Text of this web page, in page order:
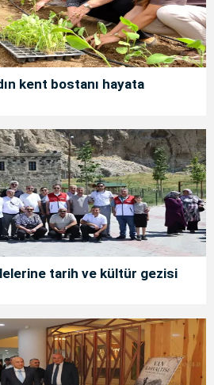
kent bostanı hayata
tarih ve kültür gezisi